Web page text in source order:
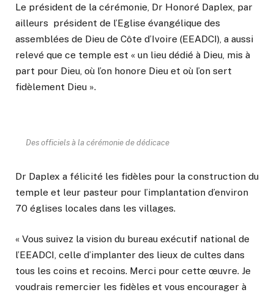
Le président de la cérémonie, Dr Honoré Daplex, par
ailleurs président de l’Eglise évangélique des
assemblées de Dieu de Côte d’Ivoire (EEADCI), a aussi
relevé que ce temple est « un lieu dédié à Dieu, mis à
part pour Dieu, où l’on honore Dieu et où l’on sert
fidèlement Dieu ».
Des officiels à la cérémonie de dédicace
Dr Daplex a félicité les fidèles pour la construction du
temple et leur pasteur pour l’implantation d’environ
70 églises locales dans les villages.
« Vous suivez la vision du bureau exécutif national de
l’EEADCI, celle d’implanter des lieux de cultes dans
tous les coins et recoins. Merci pour cette œuvre. Je
voudrais remercier les fidèles et vous encourager à